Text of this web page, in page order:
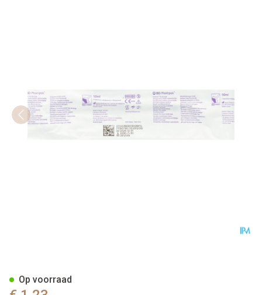
Op voorraad